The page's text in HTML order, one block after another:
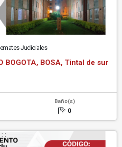
Judiciales
BOGOTA, BOSA, Tintal de sur
Baño(s)
0